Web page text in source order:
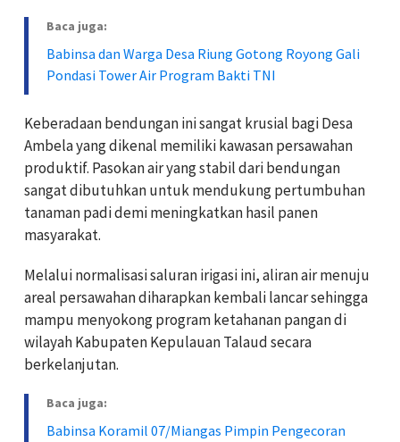
Baca juga:
Babinsa dan Warga Desa Riung Gotong Royong Gali
Pondasi Tower Air Program Bakti TNI
Keberadaan bendungan ini sangat krusial bagi Desa
Ambela yang dikenal memiliki kawasan persawahan
produktif. Pasokan air yang stabil dari bendungan
sangat dibutuhkan untuk mendukung pertumbuhan
tanaman padi demi meningkatkan hasil panen
masyarakat.
Melalui normalisasi saluran irigasi ini, aliran air menuju
areal persawahan diharapkan kembali lancar sehingga
mampu menyokong program ketahanan pangan di
wilayah Kabupaten Kepulauan Talaud secara
berkelanjutan.
Baca juga:
Babinsa Koramil 07/Miangas Pimpin Pengecoran